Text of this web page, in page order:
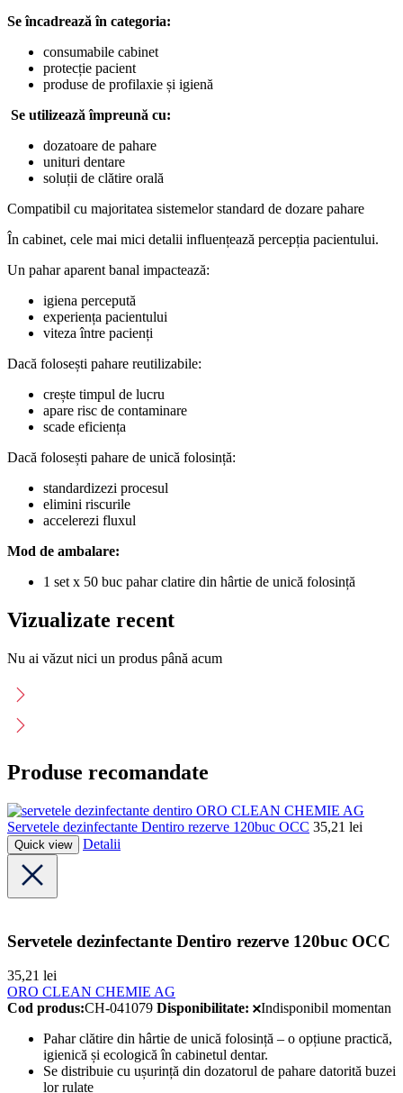
Se încadrează în categoria:
consumabile cabinet
protecție pacient
produse de profilaxie și igienă
Se utilizează împreună cu:
dozatoare de pahare
unituri dentare
soluții de clătire orală
Compatibil cu majoritatea sistemelor standard de dozare pahare
În cabinet, cele mai mici detalii influențează percepția pacientului.
Un pahar aparent banal impactează:
igiena percepută
experiența pacientului
viteza între pacienți
Dacă folosești pahare reutilizabile:
crește timpul de lucru
apare risc de contaminare
scade eficiența
Dacă folosești pahare de unică folosință:
standardizezi procesul
elimini riscurile
accelerezi fluxul
Mod de ambalare:
1 set x 50 buc pahar clatire din hârtie de unică folosință
Vizualizate recent
Nu ai văzut nici un produs până acum
Produse recomandate
ORO CLEAN CHEMIE AG
Servetele dezinfectante Dentiro rezerve 120buc OCC 35,21 lei
Quick view Detalii
Servetele dezinfectante Dentiro rezerve 120buc OCC
35,21 lei
ORO CLEAN CHEMIE AG
Cod produs:CH-041079 Disponibilitate:
Indisponibil momentan
Pahar clătire din hârtie de unică folosință – o opțiune practică,
igienică și ecologică în cabinetul dentar.
Se distribuie cu ușurință din dozatorul de pahare datorită buzei
lor rulate